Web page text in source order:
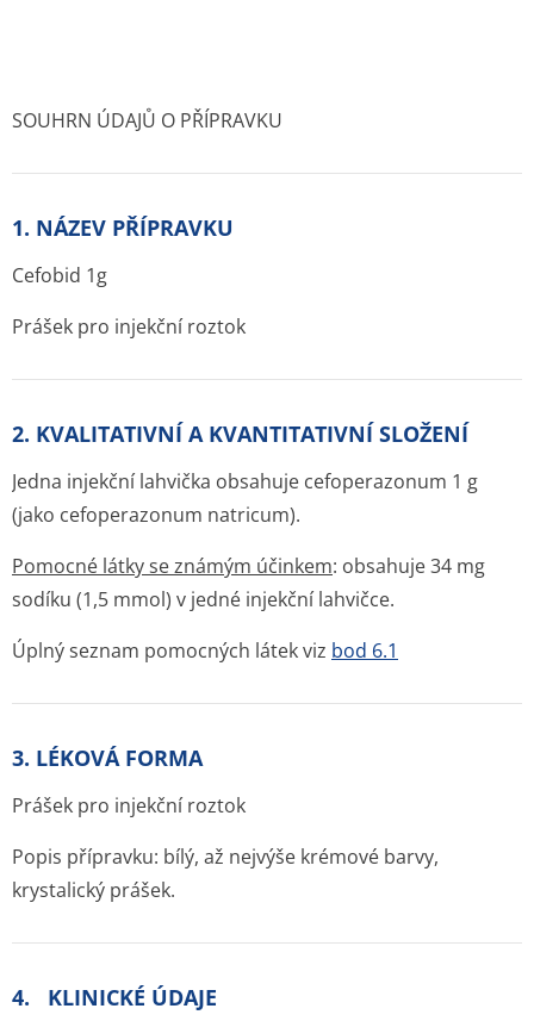
SOUHRN ÚDAJŮ O PŘÍPRAVKU
1. NÁZEV PŘÍPRAVKU
Cefobid 1g
Prášek pro injekční roztok
2. KVALITATIVNÍ A KVANTITATIVNÍ SLOŽENÍ
Jedna injekční lahvička obsahuje cefoperazonum 1 g
(jako cefoperazonum natricum).
Pomocné látky se známým účinkem: obsahuje 34 mg
sodíku (1,5 mmol) v jedné injekční lahvičce.
Úplný seznam pomocných látek viz bod 6.1
3. LÉKOVÁ FORMA
Prášek pro injekční roztok
Popis přípravku: bílý, až nejvýše krémové barvy,
krystalický prášek.
4. KLINICKÉ ÚDAJE